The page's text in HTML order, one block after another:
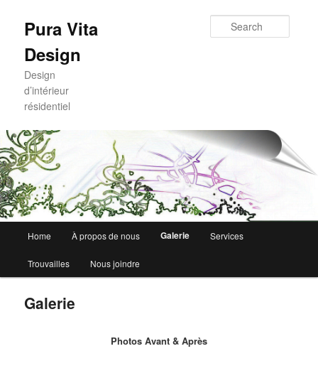
primary
content
Pura Vita
Design
Design
d’intérieur
résidentiel
Home À propos de nous Galerie Services
Trouvailles Nous joindre
Galerie
Photos Avant & Après